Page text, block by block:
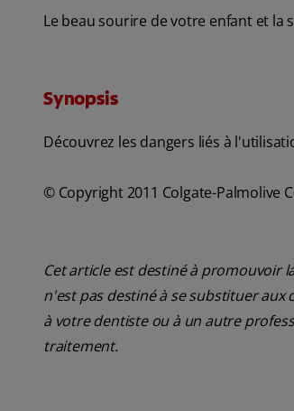
Le beau sourire de votre enfant et la
Synopsis
Découvrez les dangers liés à
© Copyright 2011 Colgate-Palmolive
Cet article est destiné à promouvoir
n'est pas destiné à se substituer
à votre dentiste ou à un autre
traitement.